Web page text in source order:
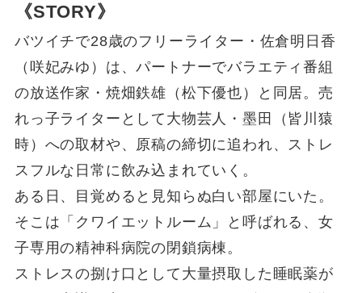
《STORY》
バツイチで28歳のフリーライター・佐倉明日香
（咲妃みゆ）は、パートナーでバラエティ番組
の放送作家・焼畑鉄雄（松下優也）と同居。売
れっ子ライターとして大物芸人・墨田（皆川猿
時）への取材や、原稿の締切に追われ、ストレ
スフルな日常に飲み込まれていく。
ある日、目覚めると見知らぬ白い部屋にいた。
そこは「クワイエットルーム」と呼ばれる、女
子専用の精神科病院の閉鎖病棟。
ストレスの捌け口として大量摂取した睡眠薬が